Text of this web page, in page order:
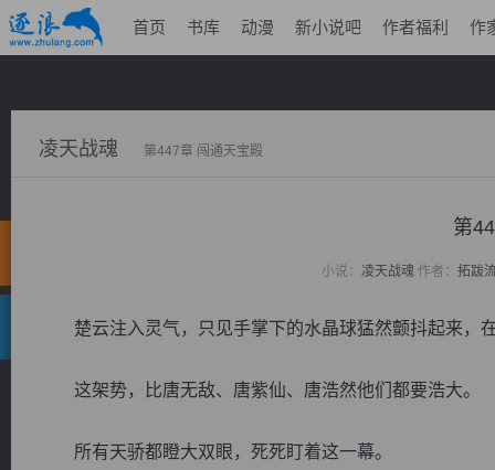
首页 书库 动漫 新小说吧 作者福利 作
凌天战魂 第447章 闯通天宝殿
第
小说： 凌天战魂作者： 拓跋
楚云注入灵气，只见手掌下的水晶球猛然颤抖起来，
这架势，比唐无敌、唐紫仙、唐浩然他们都要浩大。
所有天骄都瞪大双眼，死死盯着这一幕。